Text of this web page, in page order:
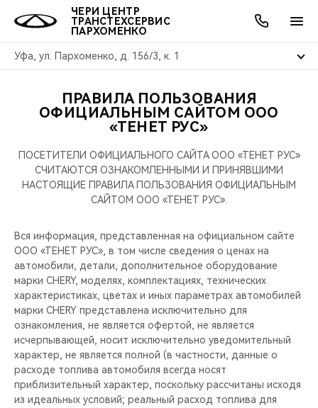
ЧЕРИ ЦЕНТР
ТРАНСТЕХСЕРВИС
ПАРХОМЕНКО
Уфа, ул. Пархоменко, д. 156/3, к. 1
МОДЕЛИ
КРОССОВЕРЫ
НОВИНКИ
ПОКУПАТЕЛЯМ
КРЕДИТ И СТРАХОВАНИЕ
ВЛАДЕЛЬЦАМ
ЗАПЧАСТИ И АКСЕССУАРЫ
CHERY CONNECT
МИР CHERY
О БРЕНДЕ
ЛЮДИ CHERY
БЛАГОТВОРИТЕЛЬНОСТЬ
CHERY REMOTE
CHERY И СПОРТ
НАШИ МЕРОПРИЯТИЯ
АКЦИИ
ОНЛАЙН СЕРВИСЫ
КРЕДИТ
О КОМПАНИИ
МЫ В СОЦСЕТЯХ
ПРАВИЛА ПОЛЬЗОВАНИЯ
ОФИЦИАЛЬНЫМ САЙТОМ ООО
«ТЕНЕТ РУС»
ПОСЕТИТЕЛИ ОФИЦИАЛЬНОГО САЙТА ООО «ТЕНЕТ РУС»
СЧИТАЮТСЯ ОЗНАКОМЛЕННЫМИ И ПРИНЯВШИМИ
НАСТОЯЩИЕ ПРАВИЛА ПОЛЬЗОВАНИЯ ОФИЦИАЛЬНЫМ
САЙТОМ ООО «ТЕНЕТ РУС».
Вся информация, представленная на официальном сайте
ООО «ТЕНЕТ РУС», в том числе сведения о ценах на
автомобили, детали, дополнительное оборудование
марки CHERY, моделях, комплектациях, технических
характеристиках, цветах и иных параметрах автомобилей
марки CHERY представлена исключительно для
ознакомления, не является офертой, не является
исчерпывающей, носит исключительно уведомительный
характер, не является полной (в частности, данные о
расходе топлива автомобиля всегда носят
приблизительный характер, поскольку рассчитаны исходя
из идеальных условий; реальный расход топлива для